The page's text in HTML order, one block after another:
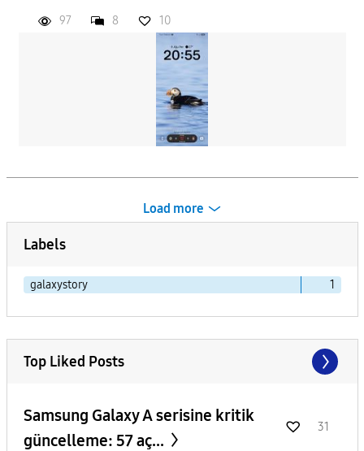
97 8 10
Load more
Labels
galaxystory 1
Top Liked Posts
Samsung Galaxy A serisine kritik
güncelleme: 57 aç...
31